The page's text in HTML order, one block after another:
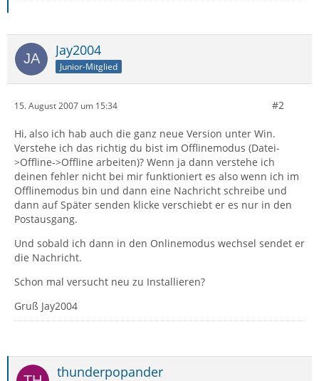
Jay2004
Junior-Mitglied
15. August 2007 um 15:34 #2
Hi, also ich hab auch die ganz neue Version unter Win.
Verstehe ich das richtig du bist im Offlinemodus (Datei-
>Offline->Offline arbeiten)? Wenn ja dann verstehe ich
deinen fehler nicht bei mir funktioniert es also wenn ich im
Offlinemodus bin und dann eine Nachricht schreibe und
dann auf Später senden klicke verschiebt er es nur in den
Postausgang.
Und sobald ich dann in den Onlinemodus wechsel sendet er
die Nachricht.
Schon mal versucht neu zu Installieren?
Gruß Jay2004
thunderpopander